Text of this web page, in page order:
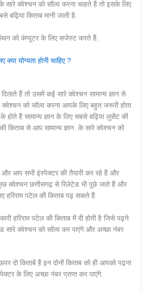
क्वेश्चन को सॉल्व करना चाहते हैं तो इसके लिए
बढ़िया किताब मानी जाती है.
मंथन को कंप्यूटर के लिए सजेस्ट करते हैं.
योग्यता होनी चाहिए ?
हैं तो उसमें कई सारे क्वेश्चन सामान्य ज्ञान से
को सॉल्व करना आपके लिए बहुत जरूरी होता
होते हैं सामान्य ज्ञान के लिए सबसे बढ़िया लुसेंट की
किताब से आप सामान्य ज्ञान के सारे क्वेश्चन को
आप सभी इंस्पेक्टर की तैयारी कर रहे हैं और
क्वेश्चन छत्तीसगढ़ से रिलेटेड भी पूछे जाते हैं और
हरिराम पटेल की किताब पढ़ सकते हैं.
हरिराम पटेल की किताब में दी होती है जिसे पढ़ने
सारे क्वेश्चन को सॉल्व कर पाएंगे और अच्छा नंबर
दो किताबें हैं इन दोनों किताब को ही आपको पढ़ना
के लिए अच्छा नंबर प्राप्त कर पाएंगे.